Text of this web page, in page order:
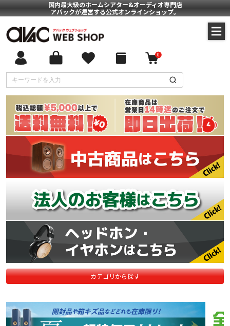
国内最大級のホームシアター&オーディオ専門店
アバックが運営する公式オンラインショップ。
0
カテゴリから探す